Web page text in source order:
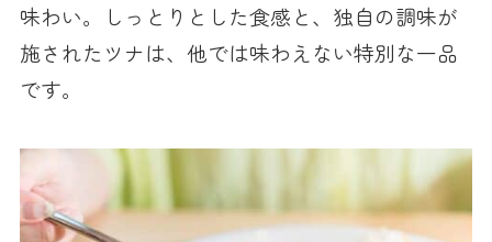
味わい。しっとりとした食感と、独自の調味が
施されたツナは、他では味わえない特別な一品
です。